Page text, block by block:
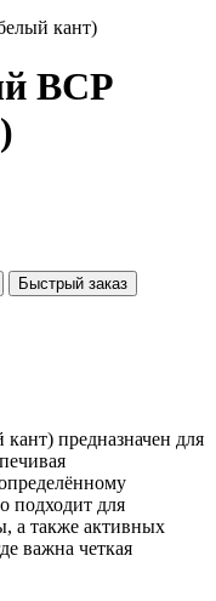
кант)
ВСР
Быстрый заказ
предназначен для
подходит для
а также активных
важна четкая